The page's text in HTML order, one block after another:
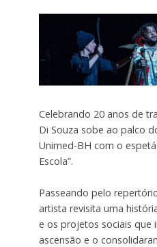
Celebrando 20 anos de
Di Souza sobe ao palco
Unimed-BH com o
Escola”.
Passeando pelo
artista revisita uma
e os projetos sociais que
ascensão e o